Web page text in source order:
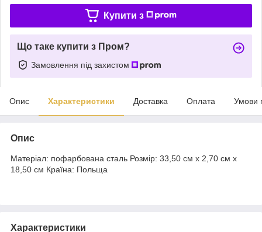
Купити з
Що таке купити з Пром?
Замовлення під захистом
Опис Характеристики Доставка Оплата Умови
Опис
Матеріал: пофарбована сталь Розмір: 33,50 см x 2,70 см x
18,50 см Країна: Польща
Характеристики